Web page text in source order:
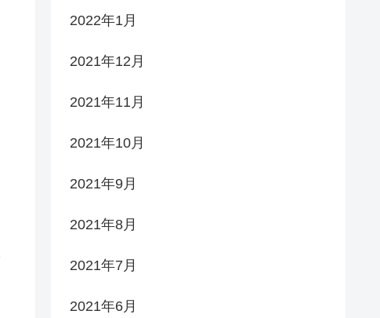
2022年1月
2021年12月
2021年11月
2021年10月
2021年9月
2021年8月
2021年7月
2021年6月